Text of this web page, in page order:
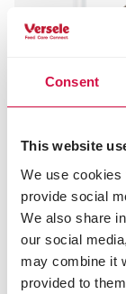
Consent
This website
We use cookies
provide social
We also share
our social
may combine it
provided to